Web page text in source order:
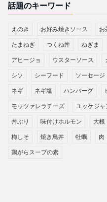
話題のキーワード
えのき お好み焼きソース お
たまねぎ つくね丼 ねぎま
アヒージョ ウスターソース
シソ シーフード ソーセージ
ネギ ネギ塩 ハンバーグ
モッツァレラチーズ ユッケジャ
丼ぶり 味付けホルモン 大根
梅しそ 焼き鳥丼 牡蠣 肉
鶏がらスープの素